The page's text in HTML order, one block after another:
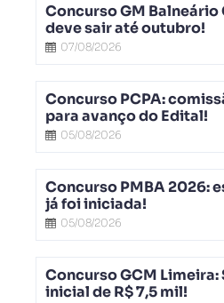
Concurso GM Balneário
deve sair até outubro!
07/08/2026
Concurso PCPA:
para avanço do Edital!
05/08/2026
Concurso PMBA 2026:
já foi iniciada!
05/08/2026
Concurso GCM Limeira:
inicial de R$ 7,5 mil!